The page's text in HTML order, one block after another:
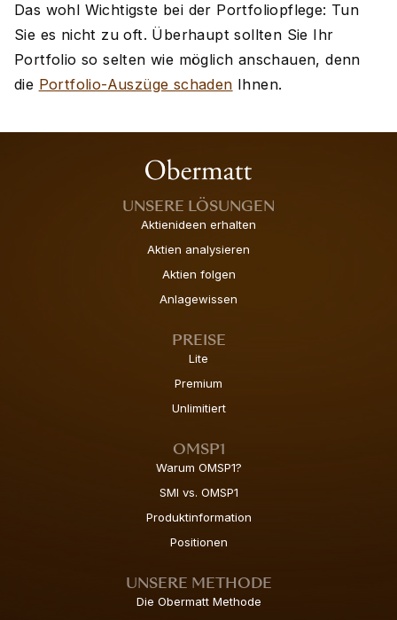
Das wohl Wichtigste bei der Portfoliopflege: Tun
Sie es nicht zu oft. Überhaupt sollten Sie Ihr
Portfolio so selten wie möglich anschauen, denn
die Portfolio-Auszüge schaden Ihnen.
UNSERE LÖSUNGEN
Aktienideen erhalten
Aktien analysieren
Aktien folgen
Anlagewissen
PREISE
Lite
Premium
Unlimitiert
OMSP1
Warum OMSP1?
SMI vs. OMSP1
Produktinformation
Positionen
UNSERE METHODE
Die Obermatt Methode